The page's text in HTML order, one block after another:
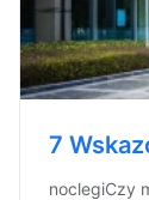
7
noclegiCzy